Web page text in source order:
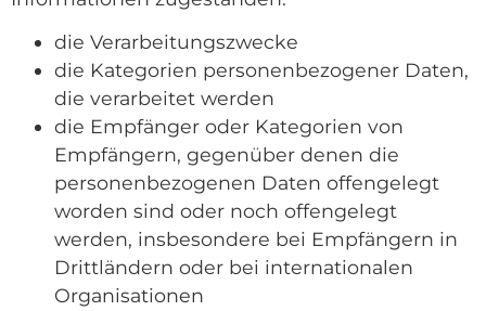
die Verarbeitungszwecke
die Kategorien personenbezogener Daten,
die verarbeitet werden
die Empfänger oder Kategorien von
Empfängern, gegenüber denen die
personenbezogenen Daten offengelegt
worden sind oder noch offengelegt
werden, insbesondere bei Empfängern in
Drittländern oder bei internationalen
Organisationen